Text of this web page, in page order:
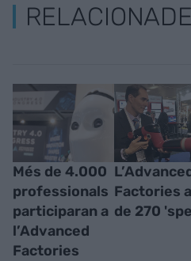
Més de 4.000
professionals
participaran a
l’Advanced
Factories
Factories
de 270